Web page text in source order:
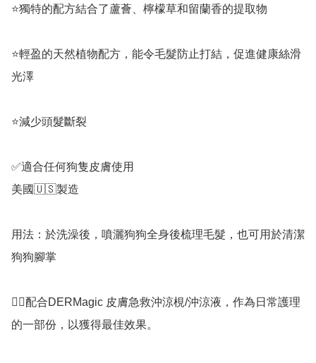
⭐️獨特的配方結合了蘆薈、檸檬草和留蘭香的提取物
⭐️輕盈的天然植物配方，能令毛髮防止打結，促進健康絲滑
光澤
⭐️減少頭髮斷裂
✅適合任何狗隻皮膚使用
美國🇺🇸製造
用法：於洗澡後，噴灑狗狗全身後梳理毛髮，也可用於清潔
狗狗腳掌
👍🏻配合DERMagic 皮膚急救沖涼梘/沖涼液，作為日常護理
的一部份，以獲得最佳效果。